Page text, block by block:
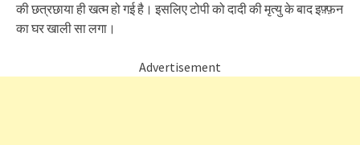
की छत्रछाया ही खत्म हो गई है। इसलिए टोपी को दादी की मृत्यु के बाद इफ़्फ़न
का घर खाली सा लगा।
Advertisement